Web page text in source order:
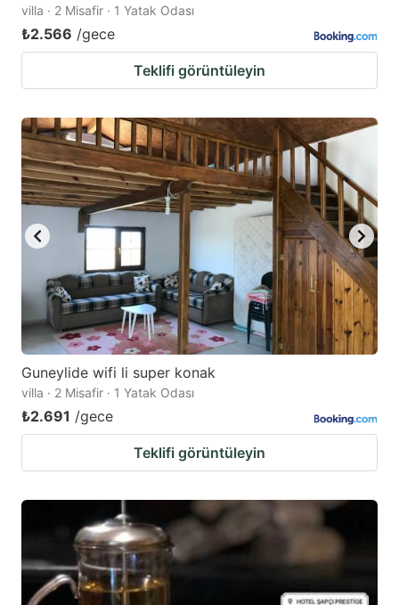
villa · 2 Misafir · 1 Yatak Odası
₺2.566 /gece
Teklifi görüntüleyin
Guneylide wifi li super konak
villa · 2 Misafir · 1 Yatak Odası
₺2.691 /gece
Teklifi görüntüleyin